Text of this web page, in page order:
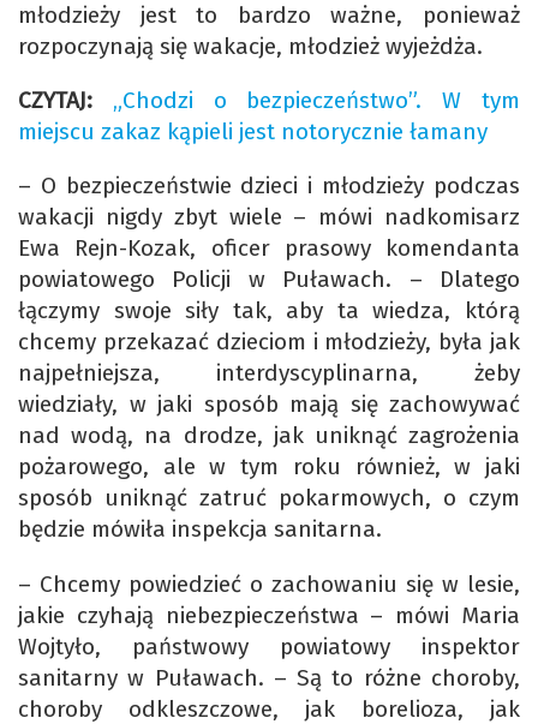
młodzieży jest to bardzo ważne, ponieważ
rozpoczynają się wakacje, młodzież wyjeżdża.
CZYTAJ: „Chodzi o bezpieczeństwo”. W tym
miejscu zakaz kąpieli jest notorycznie łamany
– O bezpieczeństwie dzieci i młodzieży podczas
wakacji nigdy zbyt wiele – mówi nadkomisarz
Ewa Rejn-Kozak, oficer prasowy komendanta
powiatowego Policji w Puławach. – Dlatego
łączymy swoje siły tak, aby ta wiedza, którą
chcemy przekazać dzieciom i młodzieży, była jak
najpełniejsza, interdyscyplinarna, żeby
wiedziały, w jaki sposób mają się zachowywać
nad wodą, na drodze, jak uniknąć zagrożenia
pożarowego, ale w tym roku również, w jaki
sposób uniknąć zatruć pokarmowych, o czym
będzie mówiła inspekcja sanitarna.
– Chcemy powiedzieć o zachowaniu się w lesie,
jakie czyhają niebezpieczeństwa – mówi Maria
Wojtyło, państwowy powiatowy inspektor
sanitarny w Puławach. – Są to różne choroby,
choroby odkleszczowe, jak borelioza, jak